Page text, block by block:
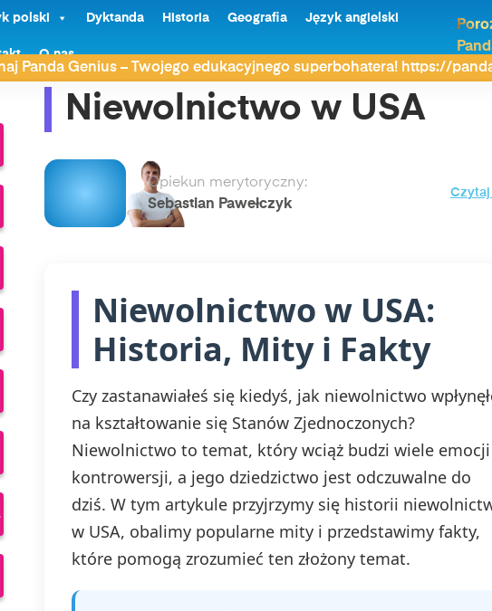
polski Dyktanda Historia Geografia Język angielski
O nas
Panda Genius – Twojego edukacyjnego superbohatera! https://
USA
Niewolnictwo w USA
Opiekun merytoryczny:
Sebastian Pawełczyk
Niewolnictwo w USA:
Historia, Mity i Fakty
Czy zastanawiałeś się kiedyś, jak niewolnictwo
na kształtowanie się Stanów Zjednoczonych?
Niewolnictwo to temat, który wciąż budzi wiele
kontrowersji, a jego dziedzictwo jest odczuwalne do
dziś. W tym artykule przyjrzymy się historii
w USA, obalimy popularne mity i przedstawimy fakty,
które pomogą zrozumieć ten złożony temat.